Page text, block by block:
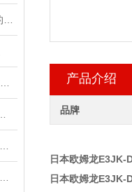
产品介绍
品牌
日本欧姆龙E3JK-
日本欧姆龙E3JK-